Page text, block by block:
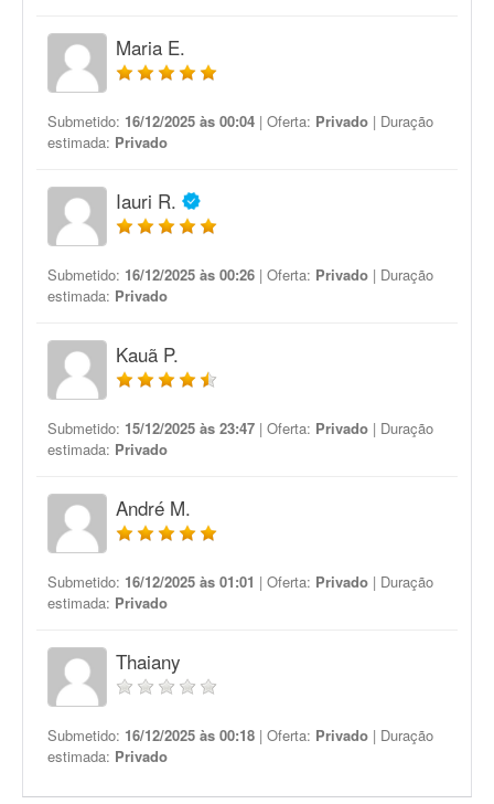
Maria E.
Submetido: 16/12/2025 às 00:04 | Oferta: Privado | Duração
estimada: Privado
Iauri R.
Submetido: 16/12/2025 às 00:26 | Oferta: Privado | Duração
estimada: Privado
Kauã P.
Submetido: 15/12/2025 às 23:47 | Oferta: Privado | Duração
estimada: Privado
André M.
Submetido: 16/12/2025 às 01:01 | Oferta: Privado | Duração
estimada: Privado
Thaiany
Submetido: 16/12/2025 às 00:18 | Oferta: Privado | Duração
estimada: Privado